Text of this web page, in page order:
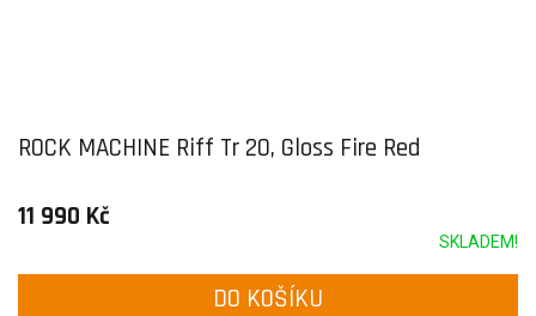
ROCK MACHINE Riff Tr 20, Gloss Fire Red
11 990 Kč
SKLADEM!
DO KOŠÍKU